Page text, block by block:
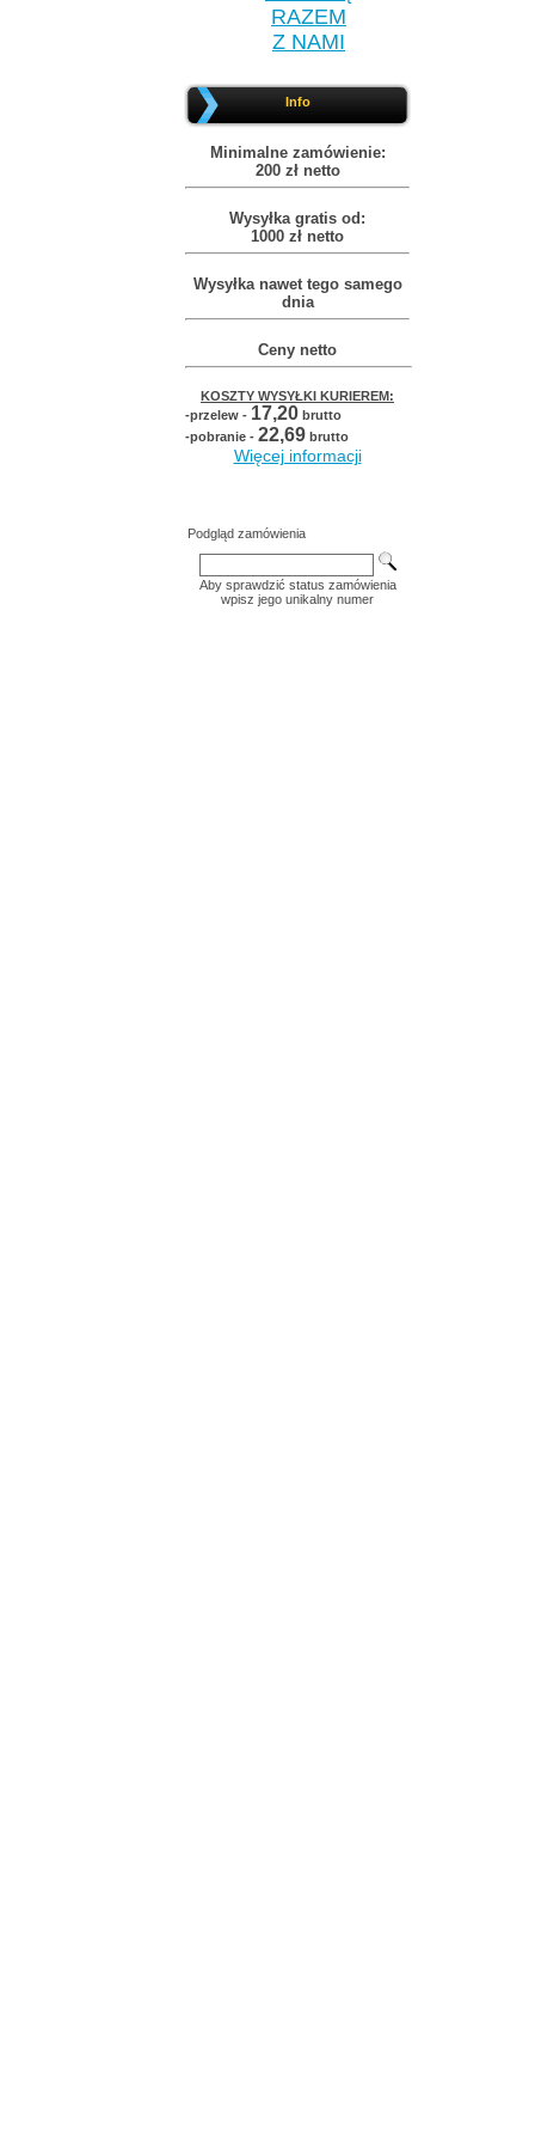
RAZEM
Z NAMI
Info
Minimalne zamówienie:
200 zł netto
Wysyłka gratis od:
1000 zł netto
Wysyłka nawet tego samego
dnia
Ceny netto
KOSZTY WYSYŁKI KURIEREM:
-przelew - 17,20 brutto
-pobranie - 22,69 brutto
Więcej informacji
Podgląd zamówienia
Aby sprawdzić status zamówienia
wpisz jego unikalny numer